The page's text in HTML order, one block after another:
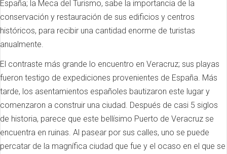
España; la Meca del Turismo, sabe la importancia de la
conservación y restauración de sus edificios y centros
históricos, para recibir una cantidad enorme de turistas
anualmente.
El contraste más grande lo encuentro en Veracruz; sus playas
fueron testigo de expediciones provenientes de España. Más
tarde, los asentamientos españoles bautizaron este lugar y
comenzaron a construir una ciudad. Después de casi 5 siglos
de historia, parece que este bellísimo Puerto de Veracruz se
encuentra en ruinas. Al pasear por sus calles, uno se puede
percatar de la magnífica ciudad que fue y el ocaso en el que se